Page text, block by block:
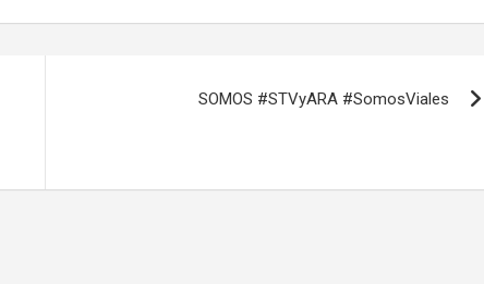
SOMOS #STVyARA #SomosViales